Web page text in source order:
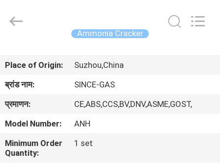
उत्पादों
में
Technology
Co.,Ltd.
Ammonia Cracker
Place of Origin:
Suzhou,China
ब्रांड नाम:
SINCE-GAS
प्रमाणन:
CE,ABS,CCS,BV,DNV,ASME,GOST,
Model Number:
ANH
Minimum Order
Quantity:
1 set